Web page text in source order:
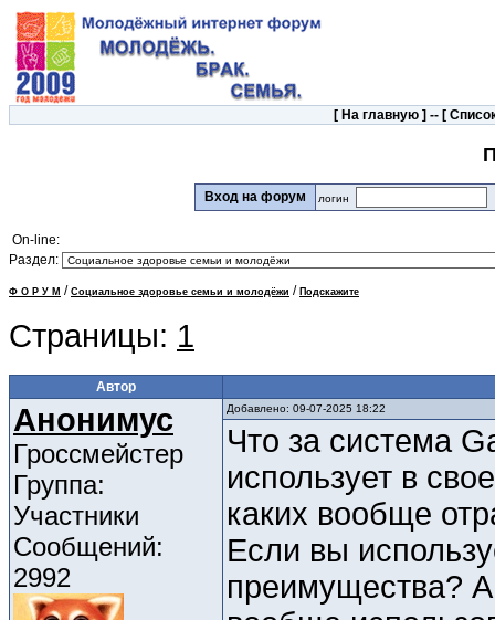
[ На главную] -- [
Вход на форум логин
On-line:
Раздел:
Ф О Р У М / Социальное здоровье семьи и молодёжи / Подскажите
Страницы: 1
Автор
Анонимус
Гроссмейстер
Группа:
Участники
Сообщений:
2992
Добавлено: 09-07-2025 18:22
Что за система
использует в
каких вообще
Если вы
преимущества? А